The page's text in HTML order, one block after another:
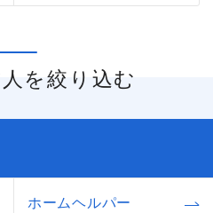
人を絞り込む
ホームヘルパー